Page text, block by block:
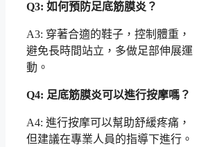
Q3: 如何預防足底筋膜炎？
A3: 穿著合適的鞋子，控制體重，
避免長時間站立，多做足部伸展運
動。
Q4: 足底筋膜炎可以進行按摩嗎？
A4: 進行按摩可以幫助舒緩疼痛，
但建議在專業人員的指導下進行。